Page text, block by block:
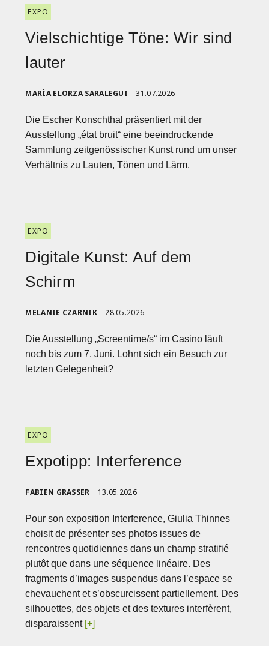
EXPO
Vielschichtige Töne: Wir sind
lauter
MARÍA ELORZA SARALEGUI 31.07.2026
Die Escher Konschthal präsentiert mit der
Ausstellung „état bruit“ eine beeindruckende
Sammlung zeitgenössischer Kunst rund um unser
Verhältnis zu Lauten, Tönen und Lärm.
EXPO
Digitale Kunst: Auf dem
Schirm
MELANIE CZARNIK 28.05.2026
Die Ausstellung „Screentime/s“ im Casino läuft
noch bis zum 7. Juni. Lohnt sich ein Besuch zur
letzten Gelegenheit?
EXPO
Expotipp: Interference
FABIEN GRASSER 13.05.2026
Pour son exposition Interference, Giulia Thinnes
choisit de présenter ses photos issues de
rencontres quotidiennes dans un champ stratifié
plutôt que dans une séquence linéaire. Des
fragments d’images suspendus dans l’espace se
chevauchent et s’obscurcissent partiellement. Des
silhouettes, des objets et des textures interfèrent,
disparaissent [+]